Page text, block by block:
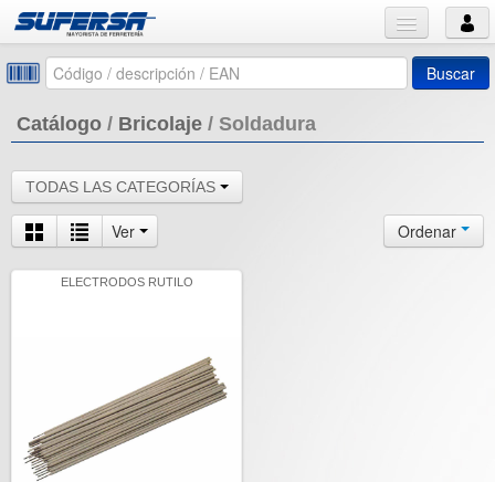
Buscar
Catálogo / Bricolaje / Soldadura
TODAS LAS CATEGORÍAS
Ver Ordenar
ELECTRODOS RUTILO